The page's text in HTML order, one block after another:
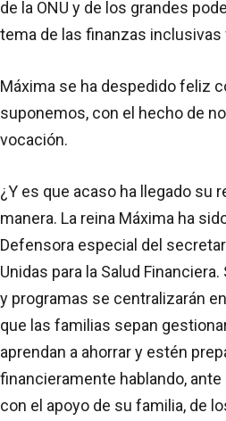
de la ONU y de los grandes
tema de las finanzas inclusivas
Máxima se ha despedido feliz
suponemos, con el hecho de
vocación.
¿Y es que acaso ha llegado su
manera. La reina Máxima ha
Defensora especial del
Unidas para la Salud
y programas se centralizarán
que las familias sepan
aprendan a ahorrar y estén
financieramente hablando,
con el apoyo de su familia, de